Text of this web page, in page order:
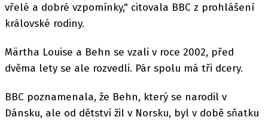
vřelé a dobré vzpomínky," citovala BBC z prohlášení
královské rodiny.
Märtha Louise a Behn se vzali v roce 2002, před
dvěma lety se ale rozvedli. Pár spolu má tři dcery.
BBC poznamenala, že Behn, který se narodil v
Dánsku, ale od dětství žil v Norsku, byl v době sňatku